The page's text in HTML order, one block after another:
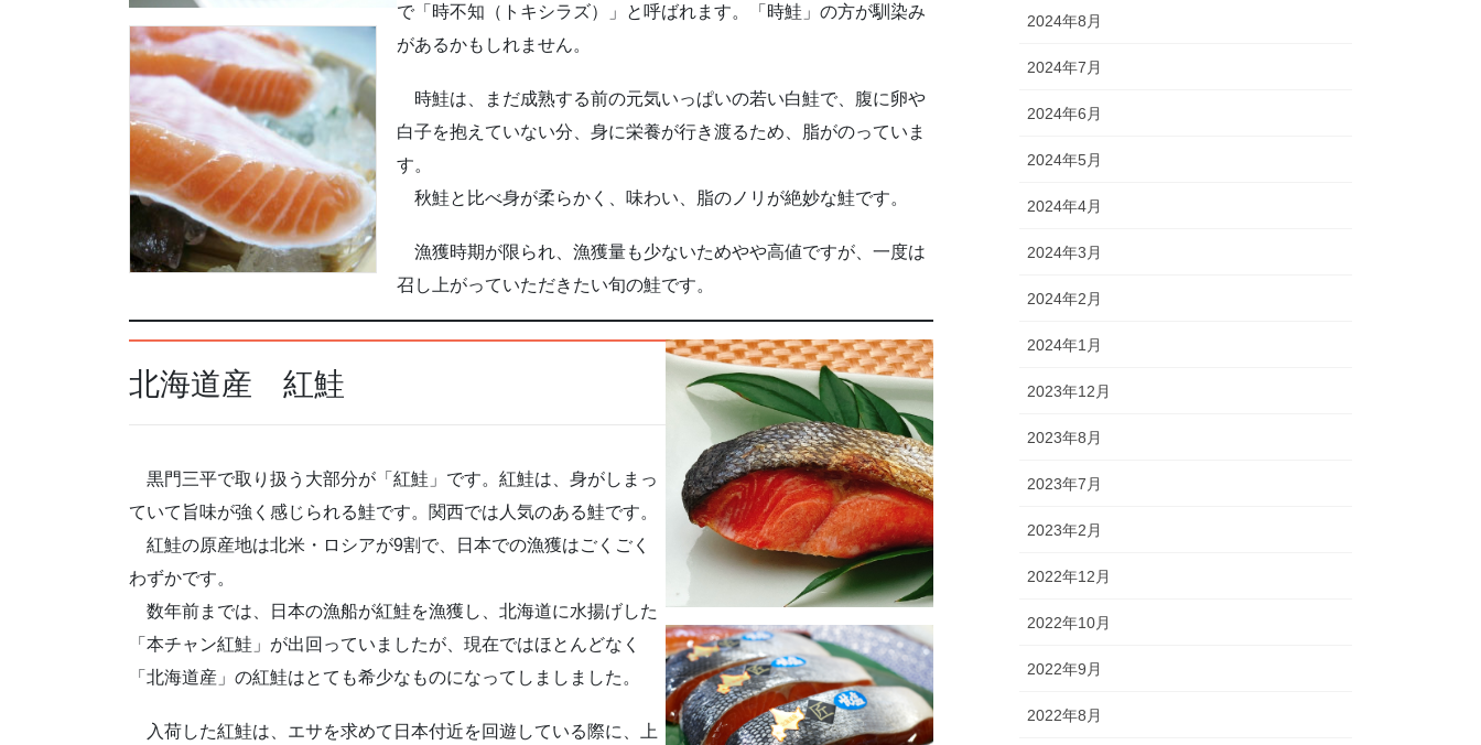
で「時不知（トキシラズ）」と呼ばれます。「時鮭」の方が馴染み
があるかもしれません。
時鮭は、まだ成熟する前の元気いっぱいの若い白鮭で、腹に卵や
白子を抱えていない分、身に栄養が行き渡るため、脂がのっていま
す。
秋鮭と比べ身が柔らかく、味わい、脂のノリが絶妙な鮭です。
漁獲時期が限られ、漁獲量も少ないためやや高値ですが、一度は
召し上がっていただきたい旬の鮭です。
北海道産 紅鮭
黒門三平で取り扱う大部分が「紅鮭」です。紅鮭は、身がしまっ
ていて旨味が強く感じられる鮭です。関西では人気のある鮭です。
紅鮭の原産地は北米・ロシアが9割で、日本での漁獲はごくごく
わずかです。
数年前までは、日本の漁船が紅鮭を漁獲し、北海道に水揚げした
「本チャン紅鮭」が出回っていましたが、現在ではほとんどなく
「北海道産」の紅鮭はとても希少なものになってしましました。
入荷した紅鮭は、エサを求めて日本付近を回遊している際に、上
2024年8月
2024年7月
2024年6月
2024年5月
2024年4月
2024年3月
2024年2月
2024年1月
2023年12月
2023年8月
2023年7月
2023年2月
2022年12月
2022年10月
2022年9月
2022年8月